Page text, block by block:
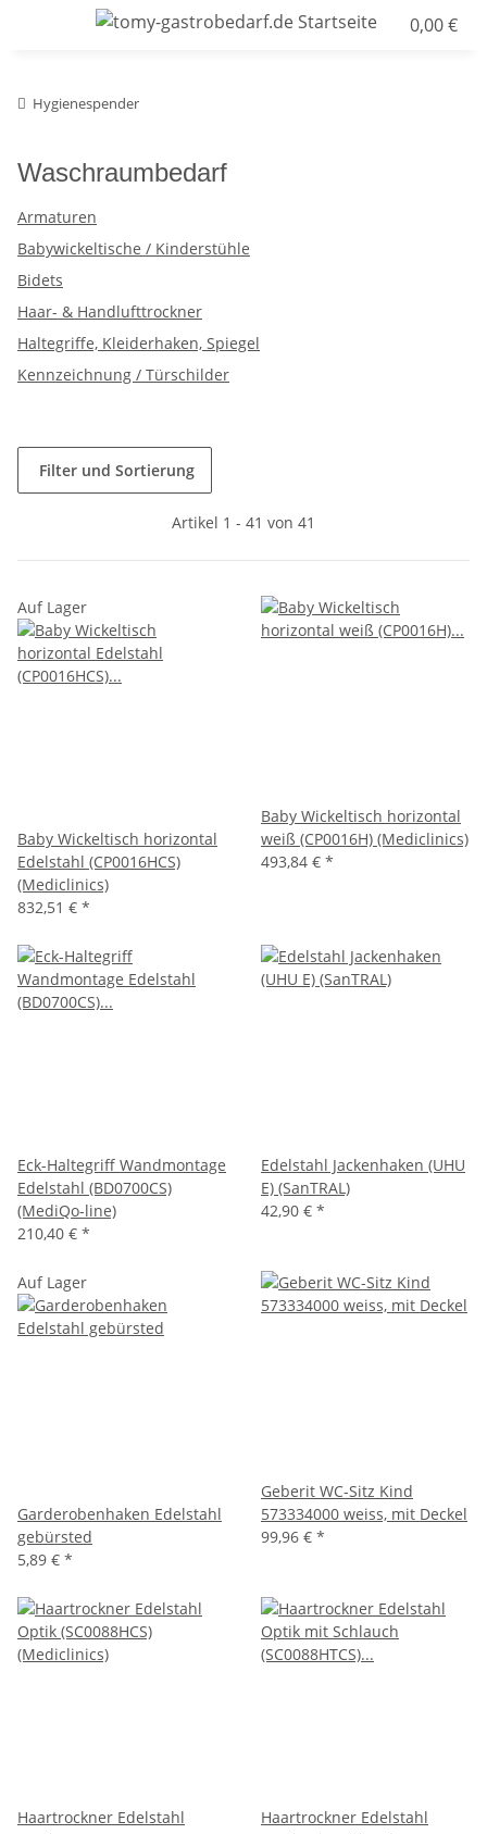
0,00 €
Hygienespender
Waschraumbedarf
Armaturen
Babywickeltische / Kinderstühle
Bidets
Haar- & Handlufttrockner
Haltegriffe, Kleiderhaken, Spiegel
Kennzeichnung / Türschilder
Filter und Sortierung
Artikel 1 - 41 von 41
Auf Lager
Baby Wickeltisch horizontal
Edelstahl (CP0016HCS)
(Mediclinics)
832,51 € *
Baby Wickeltisch horizontal
weiß (CP0016H) (Mediclinics)
493,84 € *
Eck-Haltegriff Wandmontage
Edelstahl (BD0700CS)
(MediQo-line)
210,40 € *
Edelstahl Jackenhaken (UHU
E) (SanTRAL)
42,90 € *
Auf Lager
Garderobenhaken Edelstahl
gebürsted
5,89 € *
Geberit WC-Sitz Kind
573334000 weiss, mit Deckel
99,96 € *
Haartrockner Edelstahl
Haartrockner Edelstahl